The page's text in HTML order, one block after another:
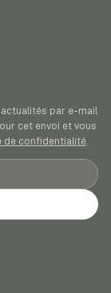
par e-mail
cet envoi et vous
de confidentialité.